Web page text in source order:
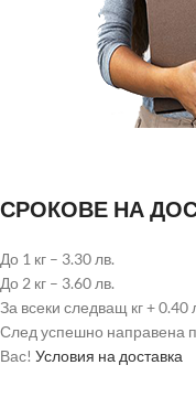
СРОКОВЕ НА
До 1 кг – 3.30 лв.
До 2 кг – 3.60 лв.
За всеки следващ кг + 0.40
След успешно направена
Вас! Условия на доставка